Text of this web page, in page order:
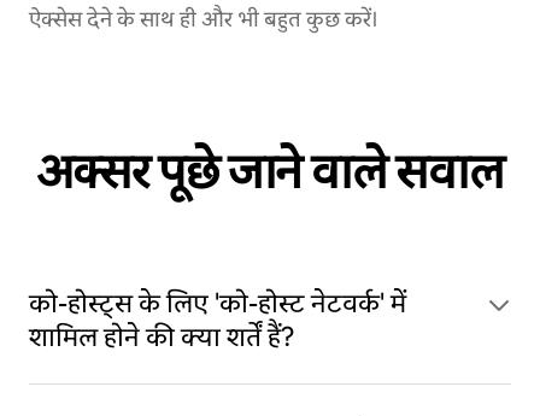
ऐक्सेस देने के साथ ही और भी बहुत कुछ करें।
अक्सर पूछे जाने वाले सवाल
को-होस्ट्स के लिए 'को-होस्ट नेटवर्क' में
शामिल होने की क्या शर्तें हैं?